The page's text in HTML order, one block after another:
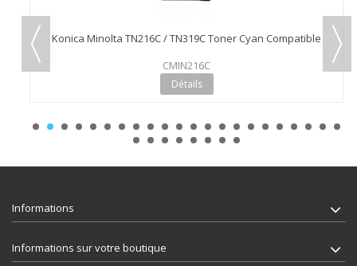
Konica Minolta TN216C / TN319C Toner Cyan Compatible
CMIN216C
Détails
Informations
Informations sur votre boutique